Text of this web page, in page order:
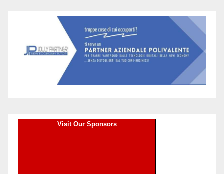
Visit Our Sponsors